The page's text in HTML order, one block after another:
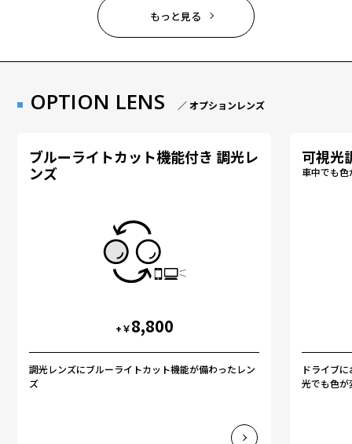
もっと見る
OPTION LENS ／ オプションレンズ
ブルーライトカット機能付き 調光レ
ンズ
+￥8,800
調光レンズにブルーライトカット機能が備わったレン
ズ
可視光
車中でも
ドライブ
光でも色が